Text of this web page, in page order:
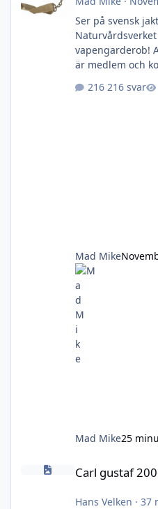
Ser på svensk
vapengarderob! Artikeln är låst, någon som
är medlem och
216 svar
Mad Mike
Mad Mike25
Carl gustaf 2000 mk2
Carl gustaf
Hans Velken · 37